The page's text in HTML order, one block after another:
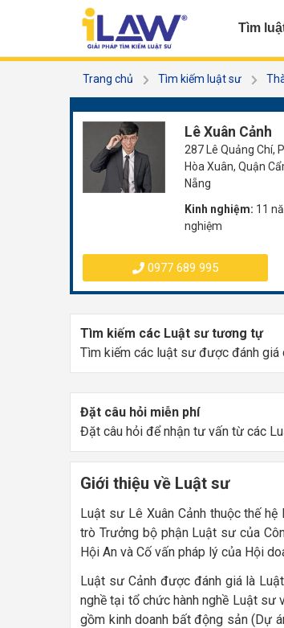
Tìm
Trang chủ Tìm kiếm luật sư
Lê Xuân Cảnh
287 Lê Quảng Chí,
Hòa Xuân, Quận
Nẵng
Kinh nghiệm: 11
nghiệm
0977 689 995
Tìm kiếm các Luật sư tương tự
Tìm kiếm các luật sư được đánh giá
Đặt câu hỏi miễn phí
Đặt câu hỏi để nhận tư vấn từ các
Giới thiệu về Luật sư
Luật sư Lê Xuân Cảnh thuộc thế
trò Trưởng bộ phận Luật sư của
Hội An và Cố vấn pháp lý của Hội
Luật sư Cảnh được đánh giá là
nghề tại tổ chức hành nghề Luật sư
gồm kinh doanh bất động sản (Dự